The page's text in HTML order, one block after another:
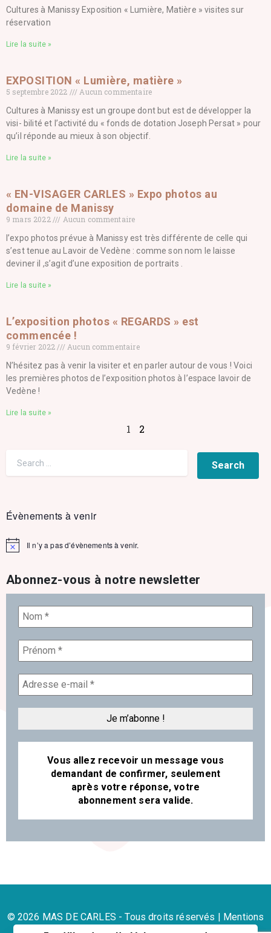
Cultures à Manissy Exposition « Lumière, Matière » visites sur
réservation
Lire la suite »
EXPOSITION « Lumière, matière »
5 septembre 2022
Aucun commentaire
Cultures à Manissy est un groupe dont but est de développer la
visi- bilité et l’activité du « fonds de dotation Joseph Persat » pour
qu’il réponde au mieux à son objectif.
Lire la suite »
« EN-VISAGER CARLES » Expo photos au
domaine de Manissy
9 mars 2022
Aucun commentaire
l’expo photos prévue à Manissy est très différente de celle qui
s’est tenue au Lavoir de Vedène : comme son nom le laisse
deviner il ,s’agit d’une exposition de portraits .
Lire la suite »
L’exposition photos « REGARDS » est
commencée !
9 février 2022
Aucun commentaire
N’hésitez pas à venir la visiter et en parler autour de vous ! Voici
les premières photos de l’exposition photos à l’espace lavoir de
Vedène !
Lire la suite »
1 2
Évènements à venir
Notice Il n’y a pas d’évènements à venir.
Abonnez-vous à notre newsletter
Vous allez recevoir un message vous
demandant de confirmer, seulement
après votre réponse, votre
abonnement sera valide.
© 2026 MAS DE CARLES - Tous droits réservés |
Mentions